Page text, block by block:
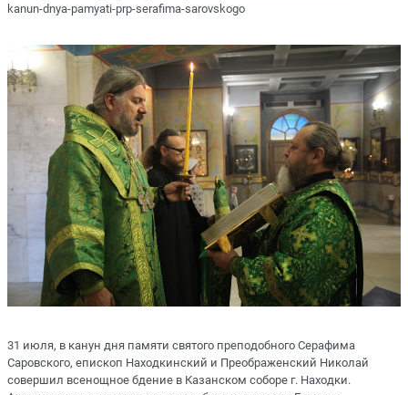
kanun-dnya-pamyati-prp-serafima-sarovskogo
31 июля, в канун дня памяти святого преподобного Серафима
Саровского, епископ Находкинский и Преображенский Николай
совершил всенощное бдение в Казанском соборе г. Находки.